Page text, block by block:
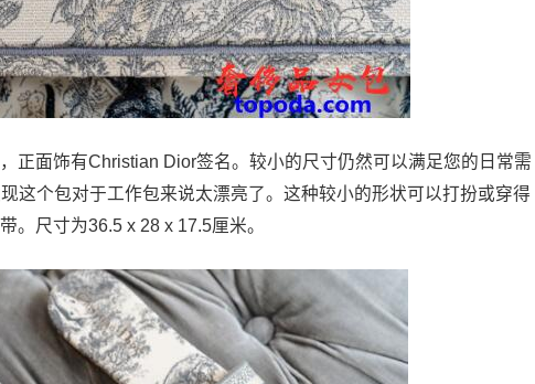
正面饰有Christian Dior签名。较小的尺寸仍然可以满足您的日常需
这个包对于工作包来说太漂亮了。这种较小的形状可以打扮或穿得
。尺寸为36.5 x 28 x 17.5厘米。